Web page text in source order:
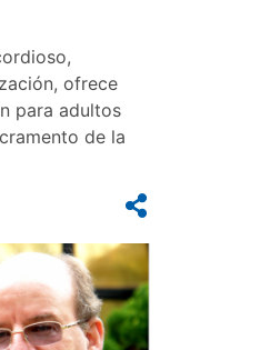
ofrece
para adultos
de la